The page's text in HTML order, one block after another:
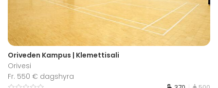
Oriveden Kampus | Klemettisali
Orivesi
Fr. 550 € dagshyra